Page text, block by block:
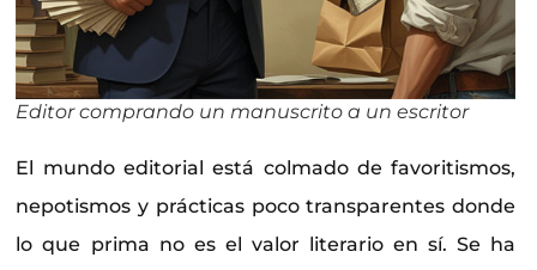
Editor comprando un manuscrito a un escritor
El mundo editorial está colmado de favoritismos,
nepotismos y prácticas poco transparentes donde
lo que prima no es el valor literario en sí. Se ha